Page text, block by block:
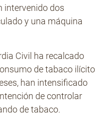
intervenido dos
y una máquina
Civil ha recalcado
de tabaco ilícito
han intensificado
de controlar
de tabaco.